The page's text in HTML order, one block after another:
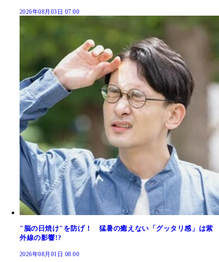
2026年08月03日 07:00
"脳の日焼け"を防げ！ 猛暑の癒えない「グッタリ感」は紫
外線の影響!?
2026年08月01日 08:00